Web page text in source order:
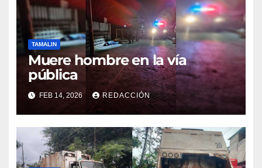
TAMALIN
Muere hombre en la vía
pública
FEB 14, 2026 REDACCIÓN